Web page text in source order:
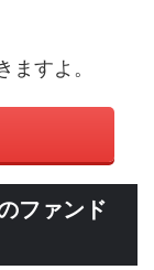
すよ。
ファンド